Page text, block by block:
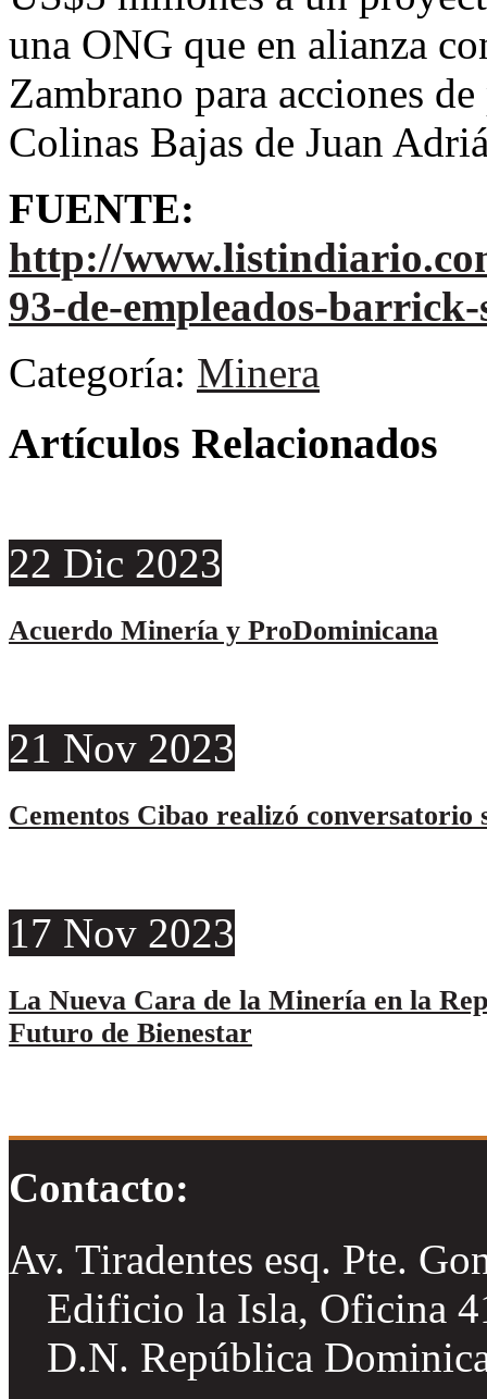
una ONG que en alianza
Zambrano para acciones
Colinas Bajas de Juan
FUENTE:
http://
93-de-empleados-
Categoría: Minera
Artículos Relacionados
22 Dic 2023
Acuerdo Minería y ProDominicana
21 Nov 2023
Cementos Cibao realizó conversatorio
17 Nov 2023
La Nueva Cara de la Minería en la
Futuro de Bienestar
Contacto:
Av. Tiradentes esq. Pte.
Edificio la Isla, Oficina
D.N. República